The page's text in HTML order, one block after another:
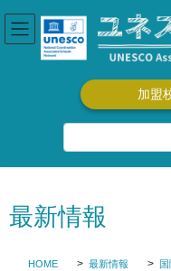
ン
テ
ビ
ゲ
加盟
最新情報
HOME 最新情報